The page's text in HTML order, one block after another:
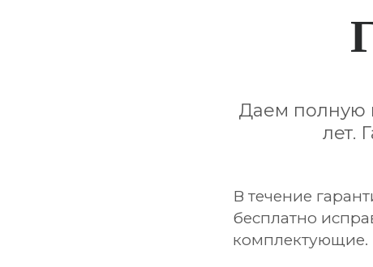
Даем полную
лет.
В течение
бесплатно
комплектующие.